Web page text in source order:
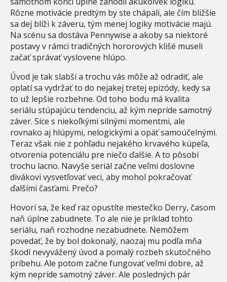
Rôzne motivácie predtým by ste chápali, ale čím bližšie
sa dej blíži k záveru, tým menej logiky motivácie majú.
Na scénu sa dostáva Pennywise a akoby sa niektoré
postavy v rámci tradičných hororových klišé museli
začať správať vyslovene hlúpo.
Úvod je tak slabší a trochu vás môže až odradiť, ale
oplatí sa vydržať to do nejakej tretej epizódy, kedy sa
to už lepšie rozbehne. Od toho bodu má kvalita
seriálu stúpajúcu tendenciu, až kým nepríde samotný
záver. Síce s niekoľkými silnými momentmi, ale
rovnako aj hlúpymi, nelogickými a opäť samoúčelnými.
Teraz však nie z pohľadu nejakého krvavého kúpeľa,
otvorenia potenciálu pre niečo ďalšie. A to pôsobí
trochu lacno. Navyše seriál začne veľmi doslovne
divákovi vysvetľovať veci, aby mohol pokračovať
ďalšími časťami. Prečo?
Hovorí sa, že keď raz opustíte mestečko Derry, časom
naň úplne zabudnete. To ale nie je príklad tohto
seriálu, naň rozhodne nezabudnete. Nemôžem
povedať, že by bol dokonalý, naozaj mu podľa mňa
škodí nevyvážený úvod a pomalý rozbeh skutočného
príbehu. Ale potom začne fungovať veľmi dobre, až
kým nepríde samotný záver. Ale posledných pár